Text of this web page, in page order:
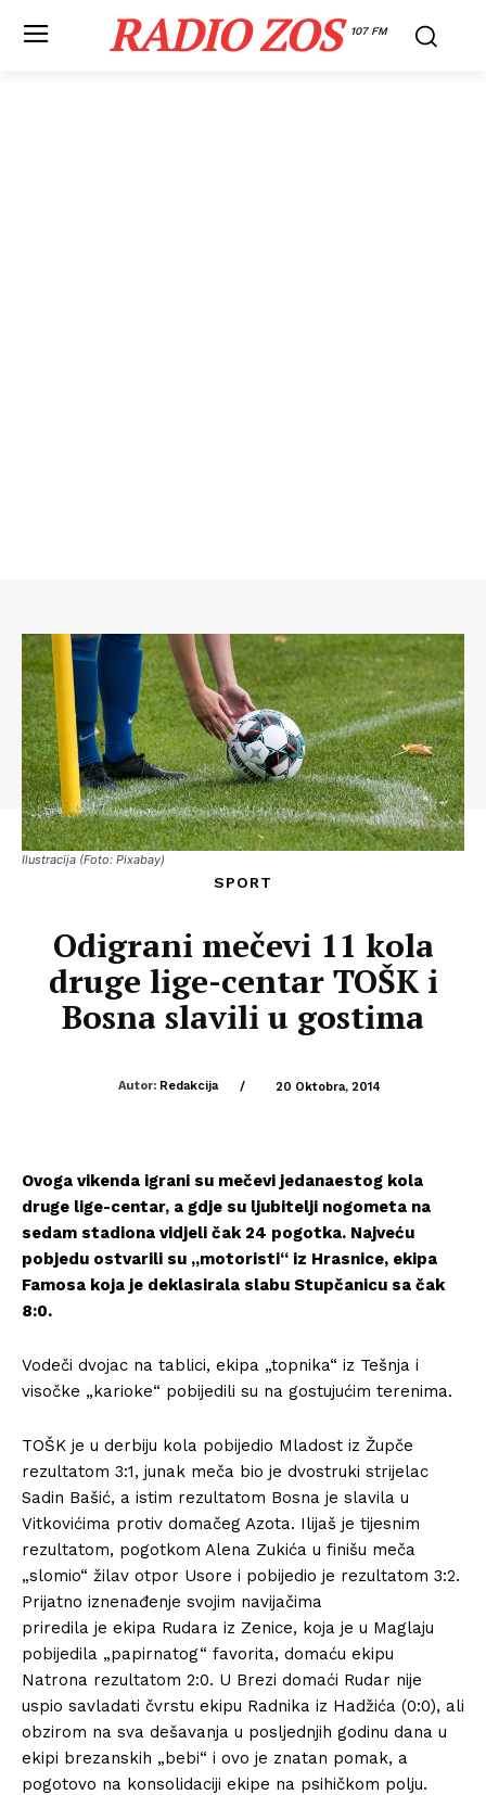
RADIO ZOS 107 FM
Ilustracija (Foto: Pixabay)
SPORT
Odigrani mečevi 11 kola
druge lige-centar TOŠK i
Bosna slavili u gostima
Autor: Redakcija / 20 Oktobra, 2014
Ovoga vikenda igrani su mečevi jedanaestog kola
druge lige-centar, a gdje su ljubitelji nogometa na
sedam stadiona vidjeli čak 24 pogotka. Najveću
pobjedu ostvarili su „motoristi“ iz Hrasnice, ekipa
Famosa koja je deklasirala slabu Stupčanicu sa čak
8:0.
Vodeči dvojac na tablici, ekipa „topnika“ iz Tešnja i
visočke „karioke“ pobijedili su na gostujućim terenima.
TOŠK je u derbiju kola pobijedio Mladost iz Župče
rezultatom 3:1, junak meča bio je dvostruki strijelac
Sadin Bašić, a istim rezultatom Bosna je slavila u
Vitkovićima protiv domačeg Azota. Ilijaš je tijesnim
rezultatom, pogotkom Alena Zukića u finišu meča
„slomio“ žilav otpor Usore i pobijedio je rezultatom 3:2.
Prijatno iznenađenje svojim navijačima
priredila je ekipa Rudara iz Zenice, koja je u Maglaju
pobijedila „papirnatog“ favorita, domaću ekipu
Natrona rezultatom 2:0. U Brezi domaći Rudar nije
uspio savladati čvrstu ekipu Radnika iz Hadžića (0:0), ali
obzirom na sva dešavanja u posljednjih godinu dana u
ekipi brezanskih „bebi“ i ovo je znatan pomak, a
pogotovo na konsolidaciji ekipe na psihičkom polju.